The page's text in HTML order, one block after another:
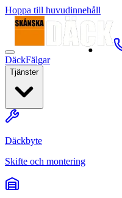
Hoppa till huvudinnehåll
DäckFälgar
Tjänster
Däckbyte
Skifte och montering